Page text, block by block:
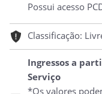
Possui acesso
Classificação:
Ingressos a
Serviço
*Os valores